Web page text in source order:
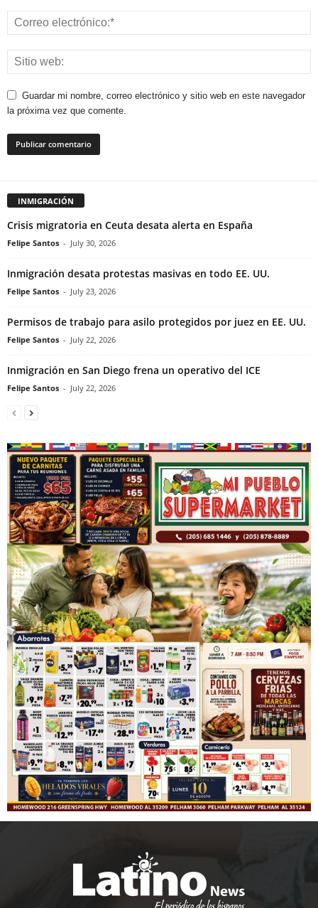
Guardar mi nombre, correo electrónico y sitio web en este navegador
la próxima vez que comente.
INMIGRACIÓN
Crisis migratoria en Ceuta desata alerta en España
Felipe Santos - July 30, 2026
Inmigración desata protestas masivas en todo EE. UU.
Felipe Santos - July 23, 2026
Permisos de trabajo para asilo protegidos por juez en EE. UU.
Felipe Santos - July 22, 2026
Inmigración en San Diego frena un operativo del ICE
Felipe Santos - July 22, 2026